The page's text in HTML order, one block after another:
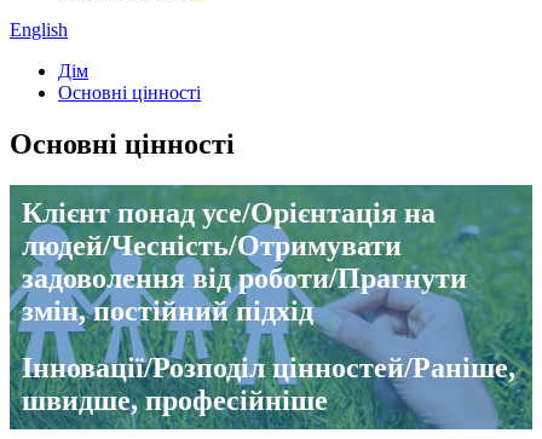
English
Дім
Основні цінності
Основні цінності
Клієнт понад усе/Орієнтація на
людей/Чесність/Отримувати
задоволення від роботи/Прагнути
змін, постійний підхід
Інновації/Розподіл цінностей/Раніше,
швидше, професійніше